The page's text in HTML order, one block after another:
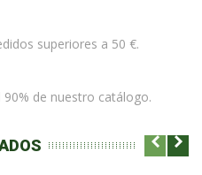
superiores a 50 €.
90% de nuestro catálogo.